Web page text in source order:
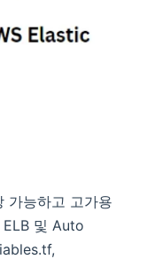
가능하고 고가용
및 Auto